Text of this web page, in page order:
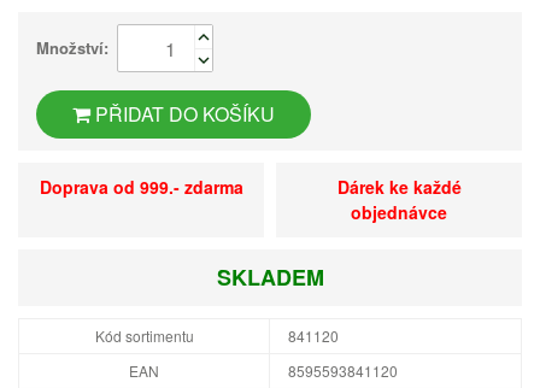
Množství:
PŘIDAT DO KOŠÍKU
Doprava od 999.- zdarma
Dárek ke každé
objednávce
SKLADEM
Kód sortimentu
841120
EAN
8595593841120